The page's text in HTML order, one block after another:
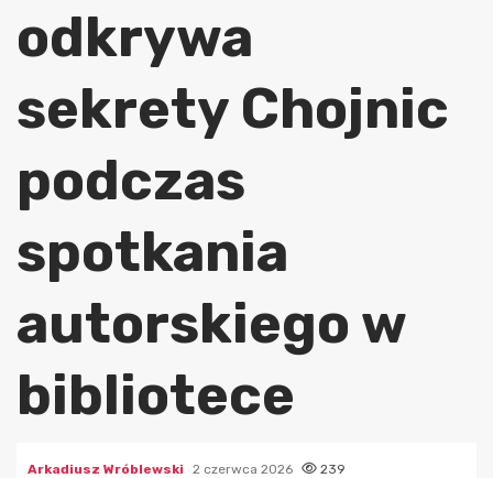
odkrywa
sekrety Chojnic
podczas
spotkania
autorskiego w
bibliotece
Arkadiusz Wróblewski 2 czerwca 2026 239